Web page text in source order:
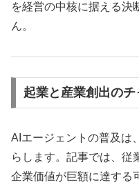
を経営の中核に据える決
ん。
起業と産業創出のチ
AIエージェントの普及は
らします。記事では、従
企業価値が巨額に達する